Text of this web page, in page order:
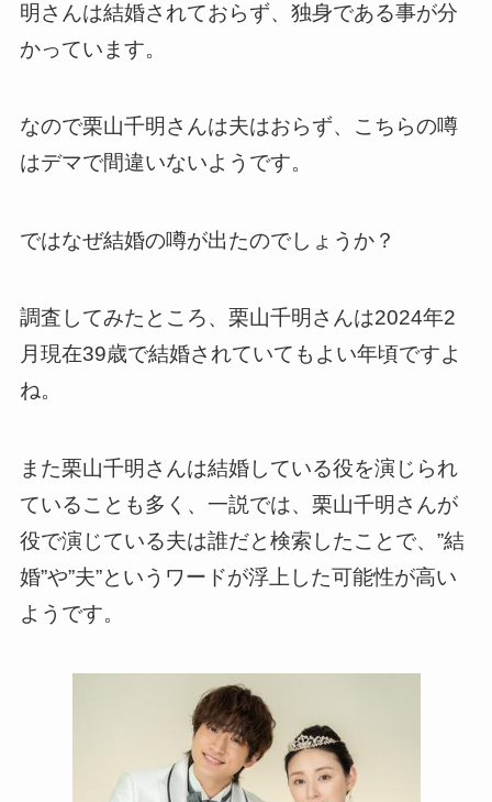
明さんは結婚されておらず、独身である事が分
かっています。
なので栗山千明さんは夫はおらず、こちらの噂
はデマで間違いないようです。
ではなぜ結婚の噂が出たのでしょうか？
調査してみたところ、栗山千明さんは2024年2
月現在39歳で結婚されていてもよい年頃ですよ
ね。
また栗山千明さんは結婚している役を演じられ
ていることも多く、一説では、栗山千明さんが
役で演じている夫は誰だと検索したことで、”結
婚”や”夫”というワードが浮上した可能性が高い
ようです。